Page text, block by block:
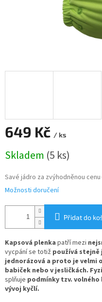
649 Kč / ks
cena:
Skladem (5 ks)
Savé jádro za zvýhodněnou cenu
Možnosti doručení
Přidat do
Kapsová plenka patří mezi
vycpání se totiž používá stejně
jednorázová a proto je velmi
babiček nebo v jesličkách.
splňuje podmínky tzv. volného
vývoj kyčlí.